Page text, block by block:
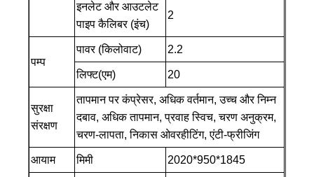
इनलेट और आउटलेट
पाइप कैलिबर (इंच)
2
पम्प
पावर (किलोवाट) 2.2
लिफ्ट(एम) 20
सुरक्षा
संरक्षण
तापमान पर कंप्रेसर, अधिक वर्तमान, उच्च और निम्न
दबाव, अधिक तापमान, प्रवाह स्विच, चरण अनुक्रम,
चरण-लापता, निकास ओवरहीटिंग, एंटी-फ्रीजिंग
आयाम मिमी 2020*950*1845